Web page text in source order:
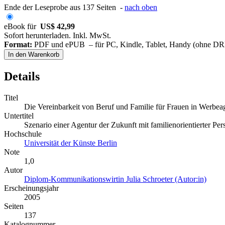
Ende der Leseprobe aus 137 Seiten - nach oben
eBook für US$ 42,99
Sofort herunterladen. Inkl. MwSt.
Format: PDF und ePUB – für PC, Kindle, Tablet, Handy (ohne
In den Warenkorb
Details
Titel
Die Vereinbarkeit von Beruf und Familie für Frauen in
Untertitel
Szenario einer Agentur der Zukunft mit familienorientierter
Hochschule
Universität der Künste Berlin
Note
1,0
Autor
Diplom-Kommunikationswirtin Julia Schroeter (Autor:in)
Erscheinungsjahr
2005
Seiten
137